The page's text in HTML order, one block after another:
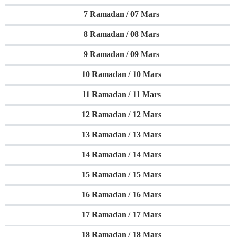
7 Ramadan / 07 Mars
8 Ramadan / 08 Mars
9 Ramadan / 09 Mars
10 Ramadan / 10 Mars
11 Ramadan / 11 Mars
12 Ramadan / 12 Mars
13 Ramadan / 13 Mars
14 Ramadan / 14 Mars
15 Ramadan / 15 Mars
16 Ramadan / 16 Mars
17 Ramadan / 17 Mars
18 Ramadan / 18 Mars